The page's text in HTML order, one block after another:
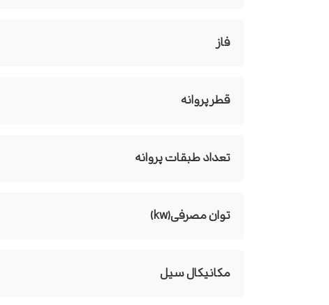
فاز
قطر پروانه
تعداد طبقات پروانه
توان مصرفی(kw)
مکانیکال سیل